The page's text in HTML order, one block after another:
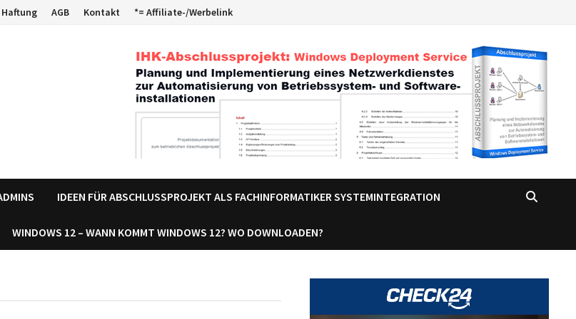
Haftung AGB Kontakt *= Affiliate-/Werbelink
IDEEN FÜR ABSCHLUSSPROJEKT ALS FACHINFORMATIKER SYSTEMINTEGRATION
WINDOWS 12 – WANN KOMMT WINDOWS 12? WO DOWNLOADEN?